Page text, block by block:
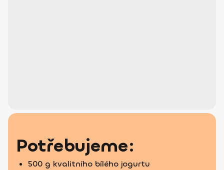
Potřebujeme:
500 g kvalitního bílého jogurtu